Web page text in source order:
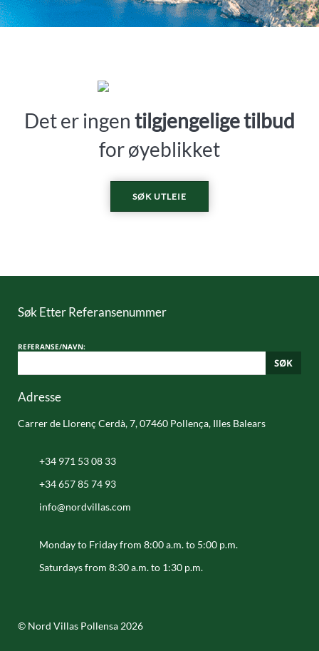
Det er ingen tilgjengelige tilbud
for øyeblikket
SØK UTLEIE
Søk Etter Referansenummer
REFERANSE/NAVN:
SØK
Adresse
Carrer de Llorenç Cerdà, 7, 07460 Pollença, Illes Balears
+34 971 53 08 33
+34 657 85 74 93
info@nordvillas.com
Monday to Friday from 8:00 a.m. to 5:00 p.m.
Saturdays from 8:30 a.m. to 1:30 p.m.
© Nord Villas Pollensa 2026